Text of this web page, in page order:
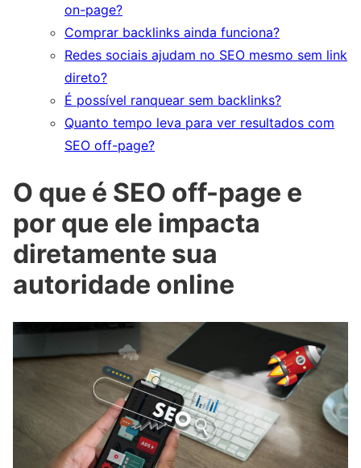
on-page?
Comprar backlinks ainda funciona?
Redes sociais ajudam no SEO mesmo sem link
direto?
É possível ranquear sem backlinks?
Quanto tempo leva para ver resultados com
SEO off-page?
O que é SEO off-page e
por que ele impacta
diretamente sua
autoridade online